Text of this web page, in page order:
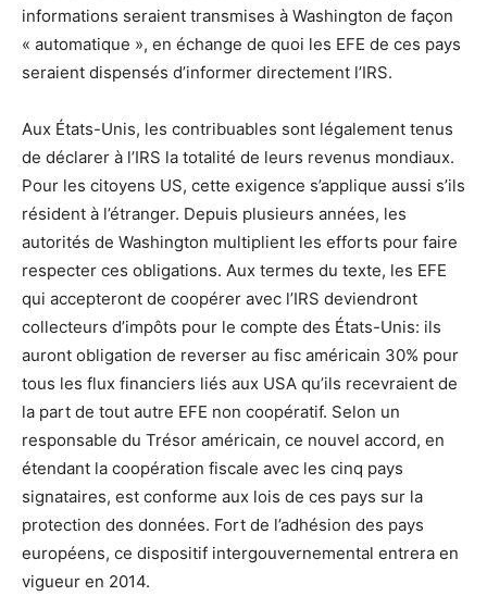
informations seraient transmises à Washington de façon
« automatique », en échange de quoi les EFE de ces pays
seraient dispensés d’informer directement l’IRS.
Aux États-Unis, les contribuables sont légalement tenus
de déclarer à l’IRS la totalité de leurs revenus mondiaux.
Pour les citoyens US, cette exigence s’applique aussi s’ils
résident à l’étranger. Depuis plusieurs années, les
autorités de Washington multiplient les efforts pour faire
respecter ces obligations. Aux termes du texte, les EFE
qui accepteront de coopérer avec l’IRS deviendront
collecteurs d’impôts pour le compte des États-Unis: ils
auront obligation de reverser au fisc américain 30% pour
tous les flux financiers liés aux USA qu’ils recevraient de
la part de tout autre EFE non coopératif. Selon un
responsable du Trésor américain, ce nouvel accord, en
étendant la coopération fiscale avec les cinq pays
signataires, est conforme aux lois de ces pays sur la
protection des données. Fort de l’adhésion des pays
européens, ce dispositif intergouvernemental entrera en
vigueur en 2014.